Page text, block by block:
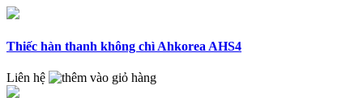
Thiếc hàn thanh không chì Ahkorea AHS4
Liên hệ